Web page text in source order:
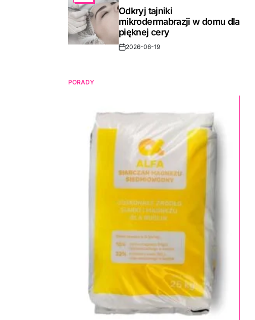
IN
Odkryj tajniki
mikrodermabrazji w domu dla
pięknej cery
Post2026-06-19
PORADY